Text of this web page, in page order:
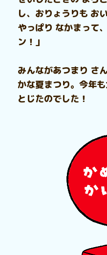
し、おりょうりも お
やっぱり なかまって
ン！」
みんながあつまり さ
かな夏まつり。今年
とじたのでした！